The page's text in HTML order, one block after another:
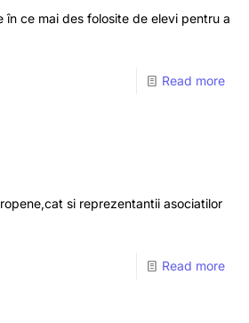
ce mai des folosite de elevi pentru a
Read more
si reprezentantii asociatilor
Read more